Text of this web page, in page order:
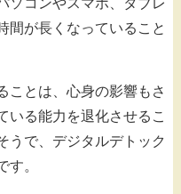
ソコンやスマホ、タブレ
間が長くなっていること
ことは、心身の影響もさ
いる能力を退化させるこ
うで、デジタルデトック
す。